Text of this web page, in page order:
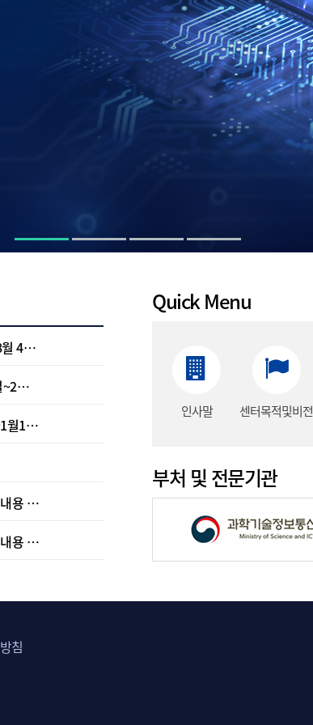
월 4…
~2…
월1…
내용 …
내용 …
Quick Menu
인사말 센터목적및비전
부처 및 전문기관
침